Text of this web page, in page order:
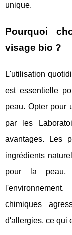
unique.
Pourquoi
visage bio ?
L'utilisation
est essentielle
peau. Opter pour
par les
avantages. Les
ingrédients
pour la peau,
chimiques
d'allergies, ce qui